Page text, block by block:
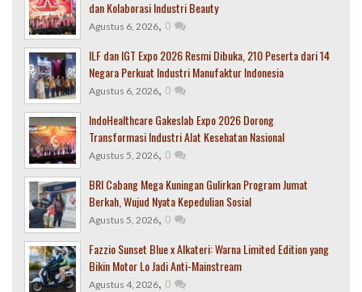
dan Kolaborasi Industri Beauty
Agustus 6, 2026, 0
ILF dan IGT Expo 2026 Resmi Dibuka, 210 Peserta dari 14
Negara Perkuat Industri Manufaktur Indonesia
Agustus 6, 2026, 0
IndoHealthcare Gakeslab Expo 2026 Dorong
Transformasi Industri Alat Kesehatan Nasional
Agustus 5, 2026, 0
BRI Cabang Mega Kuningan Gulirkan Program Jumat
Berkah, Wujud Nyata Kepedulian Sosial
Agustus 5, 2026, 0
Fazzio Sunset Blue x Alkateri: Warna Limited Edition yang
Bikin Motor Lo Jadi Anti-Mainstream
Agustus 4, 2026, 0